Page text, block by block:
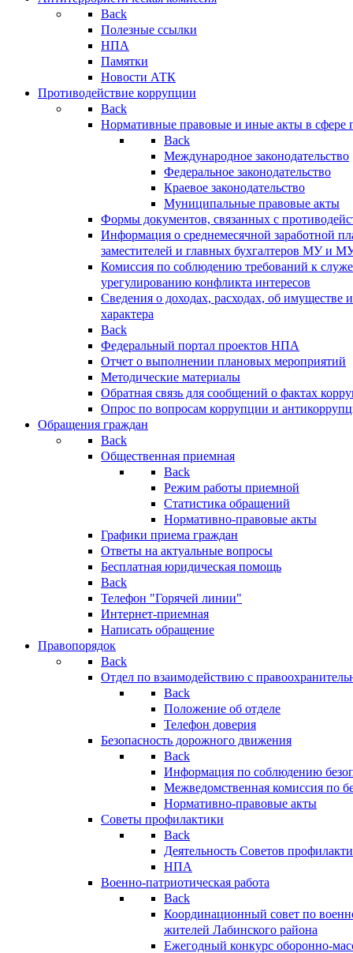
Back
Полезные ссылки
НПА
Памятки
Новости АТК
Противодействие коррупции
Back
Нормативные правовые и иные акты в сфере
Back
Международное законодательство
Федеральное законодательство
Краевое законодательство
Муниципальные правовые акты
Формы документов, связанных с
Информация о среднемесячной заработной
заместителей и главных бухгалтеров МУ и
Комиссия по соблюдению требований к
урегулированию конфликта интересов
Сведения о доходах, расходах, об имуществе
характера
Back
Федеральный портал проектов НПА
Отчет о выполнении плановых мероприятий
Методические материалы
Обратная связь для сообщений о фактах
Опрос по вопросам коррупции и
Обращения граждан
Back
Общественная приемная
Back
Режим работы приемной
Статистика обращений
Нормативно-правовые акты
Графики приема граждан
Ответы на актуальные вопросы
Бесплатная юридическая помощь
Back
Телефон "Горячей линии"
Интернет-приемная
Написать обращение
Правопорядок
Back
Отдел по взаимодействию с
Back
Положение об отделе
Телефон доверия
Безопасность дорожного движения
Back
Информация по соблюдению
Межведомственная комиссия по
Нормативно-правовые акты
Советы профилактики
Back
Деятельность Советов
НПА
Военно-патриотическая работа
Back
Координационный совет по
жителей Лабинского района
Ежегодный конкурс оборонно-